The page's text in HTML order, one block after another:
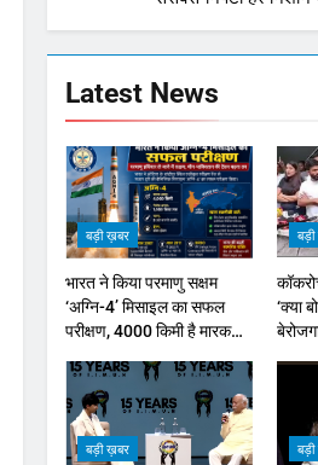
में नरमी
Latest News
बड़ी ख़बर
भारत ने किया परमाणु सक्षम
‘अग्नि-4’ मिसाइल का सफल
परीक्षण, 4000 किमी है मारक
‘क्या
बड़ी ख़बर